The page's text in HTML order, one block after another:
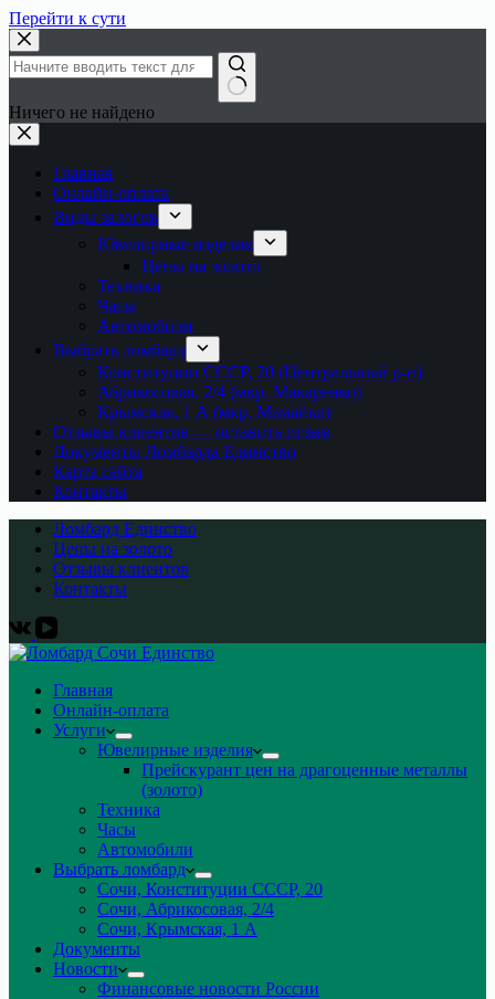
Перейти к сути
Ничего не найдено
Главная
Онлайн-оплата
Виды залогов
Ювелирные изделия
Цены на золото
Техника
Часы
Автомобили
Выбрать ломбард
Конституции СССР, 20 (Центральный р-н)
Абрикосовая, 2/4 (мкр. Макаренко)
Крымская, 1 А (мкр. Мамайка)
Отзывы клиентов — оставить отзыв
Документы Ломбарда Единство
Карта сайта
Контакты
Ломбард Единство
Цены на золото
Отзывы клиентов
Контакты
Главная
Онлайн-оплата
Услуги
Ювелирные изделия
Прейскурант цен на драгоценные металлы
(золото)
Техника
Часы
Автомобили
Выбрать ломбард
Сочи, Конституции СССР, 20
Сочи, Абрикосовая, 2/4
Сочи, Крымская, 1 А
Документы
Новости
Финансовые новости России